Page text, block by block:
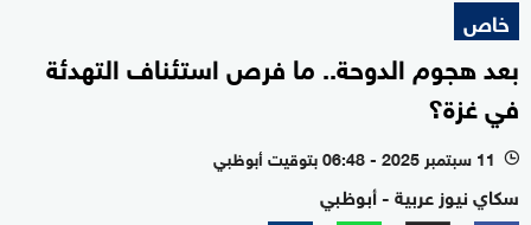
خاص
بعد هجوم الدوحة.. ما فرص استئناف التهدئة
في غزة؟
l 11 سبتمبر 2025 - 06:48 بتوقيت أبوظبي
سكاي نيوز عربية - أبوظبي